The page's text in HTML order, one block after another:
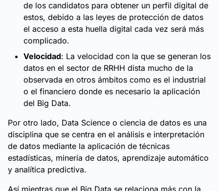
de los candidatos para obtener un perfil digital de
estos, debido a las leyes de protección de datos
el acceso a esta huella digital cada vez será más
complicado.
Velocidad: La velocidad con la que se generan los
datos en el sector de RRHH dista mucho de la
observada en otros ámbitos como es el industrial
o el financiero donde es necesario la aplicación
del Big Data.
Por otro lado, Data Science o ciencia de datos es una
disciplina que se centra en el análisis e interpretación
de datos mediante la aplicación de técnicas
estadísticas, minería de datos, aprendizaje automático
y analítica predictiva.